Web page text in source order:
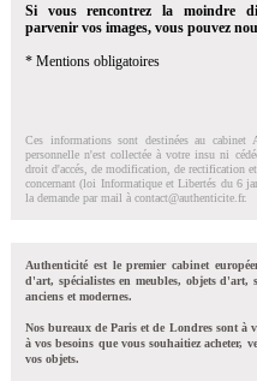
Si vous rencontrez la moindre
parvenir vos images, vous pouvez
* Mentions obligatoires
Ces informations sont destinées au cabinet
personnelle n'est collectée à votre insu ni
droit d'accés, de modification, de rectification
concernant (loi Informatique et Libertés du 6
la demande par mail à contact@authenticite.fr.
Authenticité est le premier cabinet
d'art, spécialistes en meubles, objets d'art,
anciens et modernes.
Nos bureaux de Paris et de Londres sont à
à vos besoins que vous souhaitiez acheter,
vos objets.